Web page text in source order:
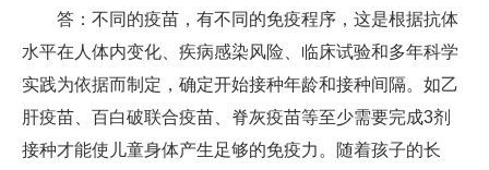
答：不同的疫苗，有不同的免疫程序，这是根据抗体
水平在人体内变化、疾病感染风险、临床试验和多年科学
实践为依据而制定，确定开始接种年龄和接种间隔。如乙
肝疫苗、百白破联合疫苗、脊灰疫苗等至少需要完成3剂
接种才能使儿童身体产生足够的免疫力。随着孩子的长